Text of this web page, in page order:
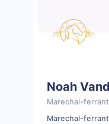
Noah
Marechal-ferrant
Marechal-ferrant